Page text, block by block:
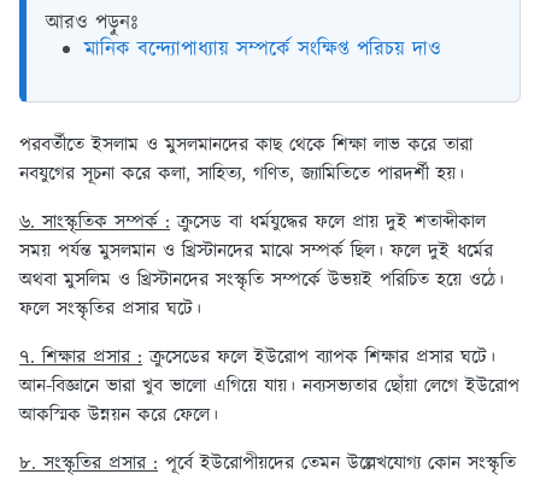
আরও পড়ুনঃ
মানিক বন্দ্যোপাধ্যায় সম্পর্কে সংক্ষিপ্ত পরিচয় দাও
পরবর্তীতে ইসলাম ও মুসলমানদের কাছ থেকে শিক্ষা লাভ করে তারা
নবযুগের সূচনা করে কলা, সাহিত্য, গণিত, জ্যামিতিতে পারদর্শী হয়।
৬. সাংস্কৃতিক সম্পর্ক : ক্রুসেড বা ধর্মযুদ্ধের ফলে প্রায় দুই শতাব্দীকাল
সময় পর্যন্ত মুসলমান ও খ্রিস্টানদের মাঝে সম্পর্ক ছিল। ফলে দুই ধর্মের
অথবা মুসলিম ও খ্রিস্টানদের সংস্কৃতি সম্পর্কে উভয়ই পরিচিত হয়ে ওঠে।
ফলে সংস্কৃতির প্রসার ঘটে।
৭. শিক্ষার প্রসার : ক্রুসেডের ফলে ইউরোপ ব্যাপক শিক্ষার প্রসার ঘটে।
আন-বিজ্ঞানে ভারা খুব ভালো এগিয়ে যায়। নব্যসভ্যতার ছোঁয়া লেগে ইউরোপ
আকস্মিক উন্নয়ন করে ফেলে।
৮. সংস্কৃতির প্রসার : পূর্বে ইউরোপীয়দের তেমন উল্লেখযোগ্য কোন সংস্কৃতি